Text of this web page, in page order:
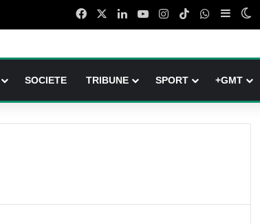
FacebookLinkedinYouTubeInstagram
TikTokWhatsApp
SOCIETE TRIBUNE SPORT +GMT